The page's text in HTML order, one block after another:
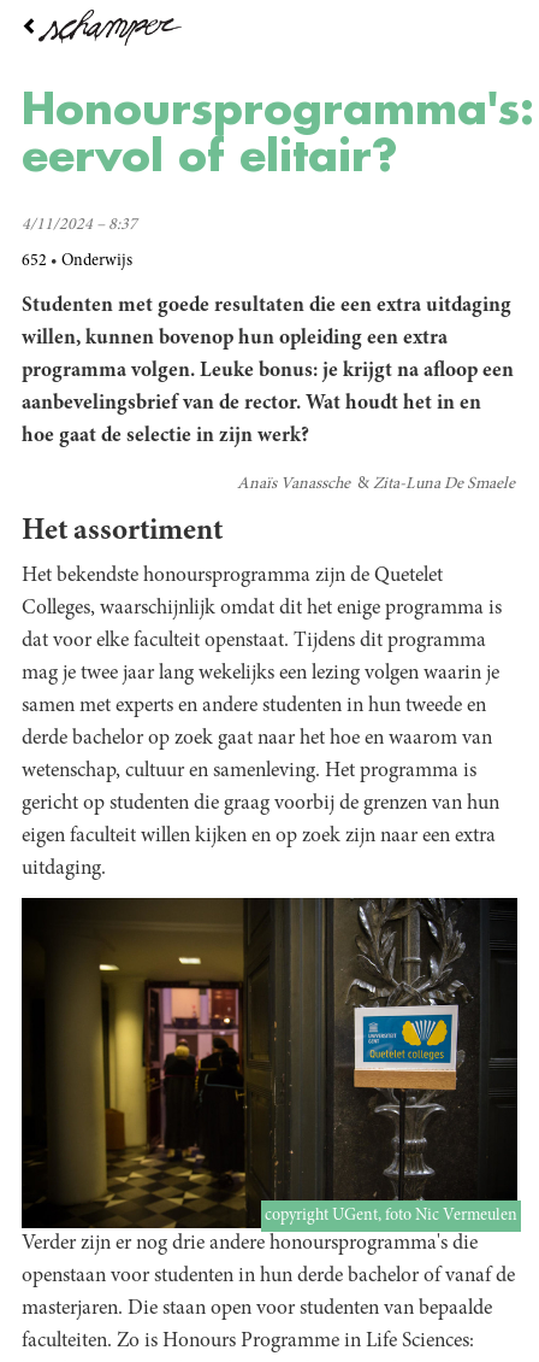
Overslaan
inhoud
Honoursprogramma's:
eervol of elitair?
4/11/2024 – 8:37
652 Onderwijs
Studenten met goede resultaten die een extra uitdaging
willen, kunnen bovenop hun opleiding een extra
programma volgen. Leuke bonus: je krijgt na afloop een
aanbevelingsbrief van de rector. Wat houdt het in en
hoe gaat de selectie in zijn werk?
Anaïs Vanassche Zita-Luna De Smaele
Het assortiment
Het bekendste honoursprogramma zijn de Quetelet
Colleges, waarschijnlijk omdat dit het enige programma is
dat voor elke faculteit openstaat. Tijdens dit programma
mag je twee jaar lang wekelijks een lezing volgen waarin je
samen met experts en andere studenten in hun tweede en
derde bachelor op zoek gaat naar het hoe en waarom van
wetenschap, cultuur en samenleving. Het programma is
gericht op studenten die graag voorbij de grenzen van hun
eigen faculteit willen kijken en op zoek zijn naar een extra
uitdaging.
copyright UGent, foto Nic Vermeulen
Verder zijn er nog drie andere honoursprogramma's die
openstaan voor studenten in hun derde bachelor of vanaf de
masterjaren. Die staan open voor studenten van bepaalde
faculteiten. Zo is Honours Programme in Life Sciences: